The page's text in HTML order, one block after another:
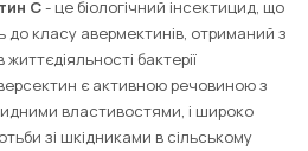
С- це біологічний інсектицид, що
до класу авермектинів, отриманий з
життєдіяльності бактерії
є активною речовиною з
властивостями, і широко
зі шкідниками в сільському